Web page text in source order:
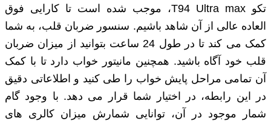
تکو T94 Ultra max، موجب شده است تا کارایی فوق
العاده عالی از آن شاهد باشیم. سنسور ضربان قلب، به شما
کمک می کند تا در طول 24 ساعت بتوانید از میزان ضربان
قلب خود آگاه باشید. همچنین مانیتور خواب دارد تا با کمک
آن تمامی مراحل پایش خواب را طی کنید و اطلاعاتی دقیق
در این رابطه، در اختیار شما قرار می دهد. با وجود گام
شمار موجود در آن، توانایی شمارش میزان کالری های